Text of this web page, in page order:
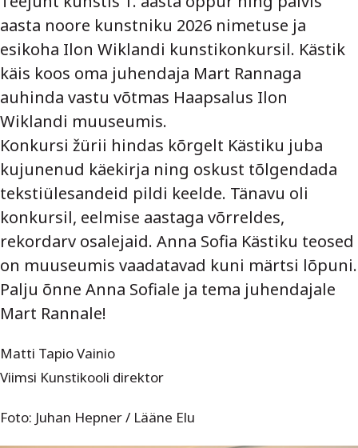
aasta noore kunstniku 2026 nimetuse ja
esikoha Ilon Wiklandi kunstikonkursil. Kästik
käis koos oma juhendaja Mart Rannaga
auhinda vastu võtmas Haapsalus Ilon
Wiklandi muuseumis.
Konkursi žürii hindas kõrgelt Kästiku juba
kujunenud käekirja ning oskust tõlgendada
tekstiülesandeid pildi keelde. Tänavu oli
konkursil, eelmise aastaga võrreldes,
rekordarv osalejaid. Anna Sofia Kästiku teosed
on muuseumis vaadatavad kuni märtsi lõpuni.
Palju õnne Anna Sofiale ja tema juhendajale
Mart Rannale!
Matti Tapio Vainio
Viimsi Kunstikooli direktor
Foto: Juhan Hepner / Lääne Elu